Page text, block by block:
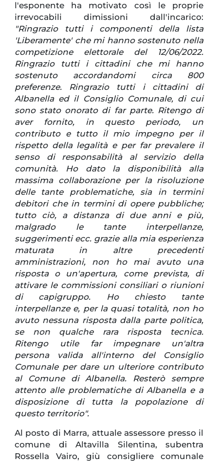
l'esponente ha motivato così le proprie
irrevocabili dimissioni dall'incarico:
"Ringrazio tutti i componenti della lista
'Liberamente' che mi hanno sostenuto nella
competizione elettorale del 12/06/2022.
Ringrazio tutti i cittadini che mi hanno
sostenuto accordandomi circa 800
preferenze. Ringrazio tutti i cittadini di
Albanella ed il Consiglio Comunale, di cui
sono stato onorato di far parte. Ritengo di
aver fornito, in questo periodo, un
contributo e tutto il mio impegno per il
rispetto della legalità e per far prevalere il
senso di responsabilità al servizio della
comunità. Ho dato la disponibilità alla
massima collaborazione per la risoluzione
delle tante problematiche, sia in termini
debitori che in termini di opere pubbliche;
tutto ciò, a distanza di due anni e più,
malgrado le tante interpellanze,
suggerimenti ecc. grazie alla mia esperienza
maturata in altre precedenti
amministrazioni, non ho mai avuto una
risposta o un'apertura, come prevista, di
attivare le commissioni consiliari o riunioni
di capigruppo. Ho chiesto tante
interpellanze e, per la quasi totalità, non ho
avuto nessuna risposta dalla parte politica,
se non qualche rara risposta tecnica.
Ritengo utile far impegnare un'altra
persona valida all'interno del Consiglio
Comunale per dare un ulteriore contributo
al Comune di Albanella. Resterò sempre
attento alle problematiche di Albanella e a
disposizione di tutta la popolazione di
questo territorio".
Al posto di Marra, attuale assessore presso il
comune di Altavilla Silentina, subentra
Rossella Vairo, giù consigliere comunale